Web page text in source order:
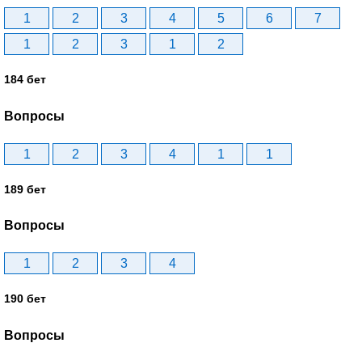
1 2 3 4 5 6
7
1
2 3 1 2
184 бет
Вопросы
1 2 3 4 1 1
189 бет
Вопросы
1 2 3 4
190 бет
Вопросы